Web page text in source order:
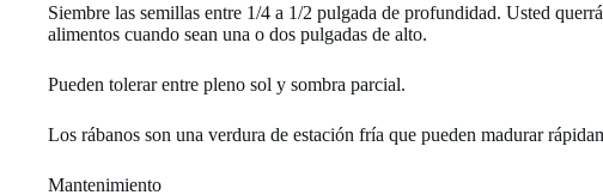
Siembre las semillas entre 1/4 a 1/2 pulgada de profundidad. Usted
alimentos cuando sean una o dos pulgadas de alto.
Pueden tolerar entre pleno sol y sombra parcial.
Los rábanos son una verdura de estación fría que pueden madurar
Mantenimiento